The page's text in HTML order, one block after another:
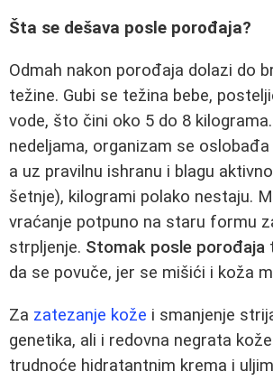
Šta se dešava posle porođaja?
Odmah nakon porođaja dolazi do
težine. Gubi se težina bebe,
vode, što čini oko 5 do 8
nedeljama, organizam se
a uz pravilnu ishranu i blagu
šetnje), kilogrami polako nestaju.
vraćanje potpuno na staru formu
strpljenje. Stomak posle porođaja
da se povuče, jer se mišići i koža
Za zatezanje kože i smanjenje
genetika, ali i redovna negrata
trudnoće hidratantnim krema i